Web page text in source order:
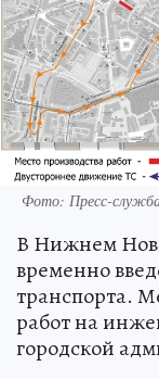
Фото: Пресс-
В Нижнем
временно
транспорта.
работ на
городской